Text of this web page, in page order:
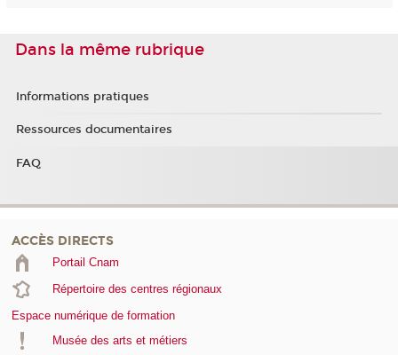
Dans la même rubrique
Informations pratiques
Ressources documentaires
FAQ
ACCÈS DIRECTS
Portail Cnam
Répertoire des centres régionaux
Espace numérique de formation
Musée des arts et métiers